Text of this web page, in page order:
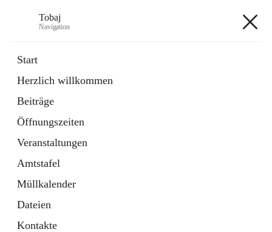
Tobaj
Navigation
Start
Herzlich willkommen
Beiträge
Öffnungszeiten
Veranstaltungen
Amtstafel
Müllkalender
Dateien
Kontakte
Externe Webseite
in
Tab
Formulare
2 Schnellzugriffe